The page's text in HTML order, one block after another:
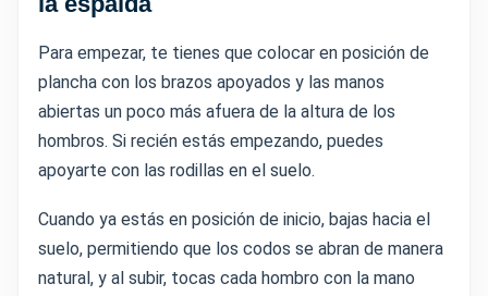
Para empezar, te tienes que colocar en posición de
plancha con los brazos apoyados y las manos
abiertas un poco más afuera de la altura de los
hombros. Si recién estás empezando, puedes
apoyarte con las rodillas en el suelo.
Cuando ya estás en posición de inicio, bajas hacia el
suelo, permitiendo que los codos se abran de manera
natural, y al subir, tocas cada hombro con la mano